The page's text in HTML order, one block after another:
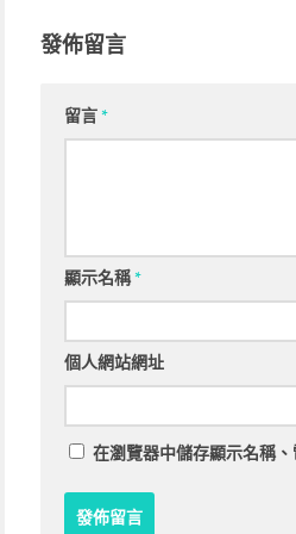
發佈留言
留言*
顯示名稱*
個人網站網址
在瀏覽器中儲存顯示名稱